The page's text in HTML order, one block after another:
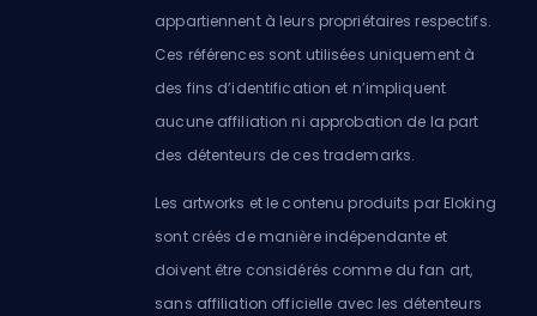
appartiennent à leurs propriétaires respectifs.
Ces références sont utilisées uniquement à
des fins d’identification et n’impliquent
aucune affiliation ni approbation de la part
des détenteurs de ces trademarks.
Les artworks et le contenu produits par Eloking
sont créés de manière indépendante et
doivent être considérés comme du fan art,
sans affiliation officielle avec les détenteurs